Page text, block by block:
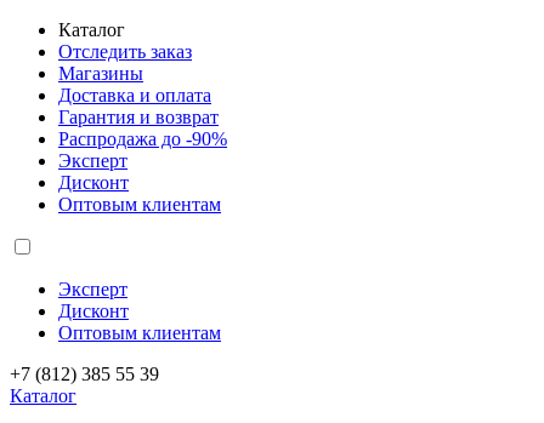
Каталог
Отследить заказ
Магазины
Доставка и оплата
Гарантия и возврат
Распродажа до -90%
Эксперт
Дисконт
Оптовым клиентам
Эксперт
Дисконт
Оптовым клиентам
+7 (812) 385 55 39
Каталог